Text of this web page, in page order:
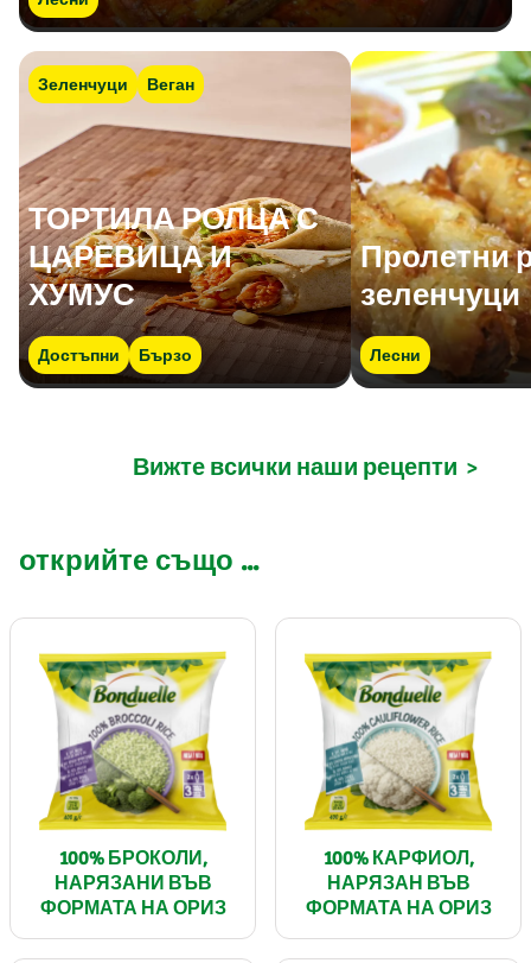
Зеленчуци Веган
ТОРТИЛА РОЛЦА С
ЦАРЕВИЦА И
ХУМУС
Достъпни Бързо
Пролетни
зеленчуци
Лесни
Вижте всички наши рецепти >
открийте също ...
100% БРОКОЛИ,
НАРЯЗАНИ ВЪВ
ФОРМАТА НА ОРИЗ
100% КАРФИОЛ,
НАРЯЗАН ВЪВ
ФОРМАТА НА ОРИЗ